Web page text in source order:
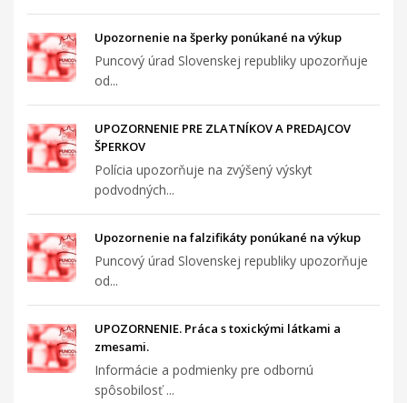
Upozornenie na šperky ponúkané na výkup
Puncový úrad Slovenskej republiky upozorňuje
od...
UPOZORNENIE PRE ZLATNÍKOV A PREDAJCOV
ŠPERKOV
Polícia upozorňuje na zvýšený výskyt
podvodných...
Upozornenie na falzifikáty ponúkané na výkup
Puncový úrad Slovenskej republiky upozorňuje
od...
UPOZORNENIE. Práca s toxickými látkami a
zmesami.
Informácie a podmienky pre odbornú
spôsobilosť ...